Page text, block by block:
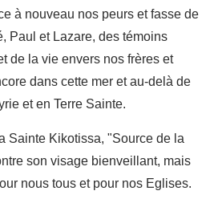
à nouveau nos peurs et fasse de
Paul et Lazare, des témoins
de la vie envers nos frères et
dans cette mer et au-delà de
et en Terre Sainte.
Sainte Kikotissa, "Source de la
son visage bienveillant, mais
nous tous et pour nos Eglises.